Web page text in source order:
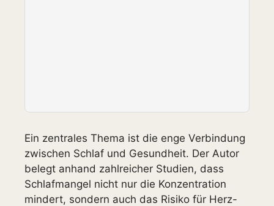
Ein zentrales Thema ist die enge Verbindung
zwischen Schlaf und Gesundheit. Der Autor
belegt anhand zahlreicher Studien, dass
Schlafmangel nicht nur die Konzentration
mindert, sondern auch das Risiko für Herz-